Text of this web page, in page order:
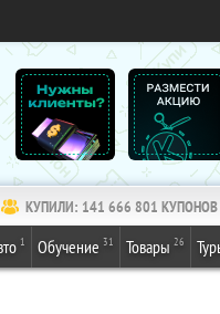
КУПИЛИ: 141 666 801 КУПОНОВ
1 Обучение 31 Товары 26